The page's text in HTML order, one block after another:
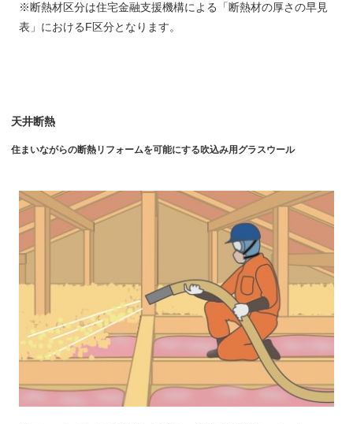
※断熱材区分は住宅金融支援機構による「断熱材の厚さの早見
表」におけるF区分となります。
天井断熱
住まいながらの断熱リフォームを可能にする吹込み用グラスウール